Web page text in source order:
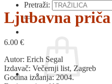
Pretraži:
Ljubavna priča
6.00 €
Autor: Erich Segal
Izdavač: Večernji list, Zagreb
Godina izdanja: 2004.